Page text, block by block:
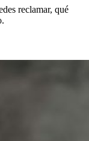
reclamar, qué